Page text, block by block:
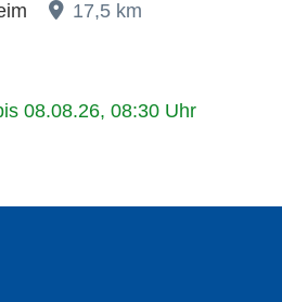
17,5 km
08.08.26, 08:30 Uhr